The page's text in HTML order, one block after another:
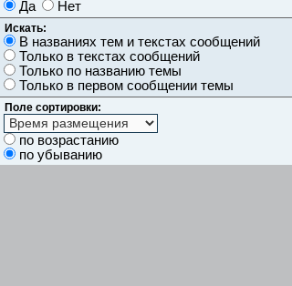
Да Нет
Искать:
В названиях тем и текстах сообщений
Только в текстах сообщений
Только по названию темы
Только в первом сообщении темы
Поле сортировки:
по возрастанию
по убыванию